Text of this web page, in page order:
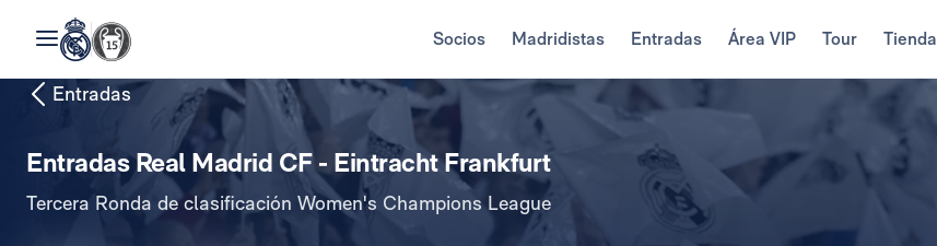
Socios Madridistas Entradas Área VIP Tour Tienda
Entradas
Entradas Real Madrid CF - Eintracht Frankfurt
Tercera Ronda de clasificación Women's Champions League